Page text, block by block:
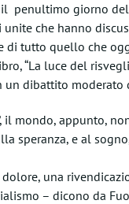
penultimo giorno
che hanno
tutto quello che
“La luce del
un dibattito moderato
mondo, appunto,
speranza, e al
una
– dicono da